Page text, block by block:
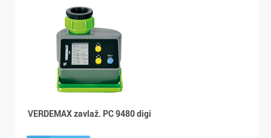
VERDEMAX zavlaž. PC 9480 digi